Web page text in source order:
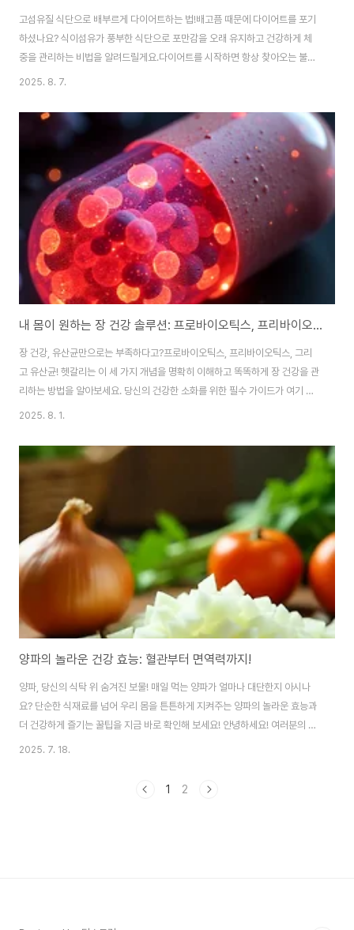
고섬유질 식단으로 배부르게 다이어트하는 법!배고픔 때문에 다이어트를 포기
하셨나요? 식이섬유가 풍부한 식단으로 포만감을 오래 유지하고 건강하게 체
중을 관리하는 비법을 알려드릴게요.다이어트를 시작하면 항상 찾아오는 불청
객이 있죠.바로 '배고픔'! 저도 경험해봐서 아는데,아무리 맛있는 음식 사진을
유질 식단을 만나고 나서 식단 관리가 훨씬 쉬워졌답니다.배부르게 먹으면서도
건강과 체중을 동시에 잡을 수 있는 고섬유질 식단의 모든 것지금부터 함께 알
아볼까요? 😊 고섬유질 식단의 놀라운 장점 ✨식이섬유는 우리 몸이 소화시키
지 못하는 탄수화물의 일종인데요. '그럼 몸에 필요 없는 거 아냐?'라고 생각할
수 있지만, 그렇지 않아요! 식..
2025. 8. 7.
내 몸이 원하는 장 건강 솔루션: 프로바이오틱스, 프리바이오틱스, 유산균의 모든 것
장 건강, 유산균만으로는 부족하다고?프로바이오틱스, 프리바이오틱스, 그리
고 유산균! 헷갈리는 이 세 가지 개념을 명확히 이해하고 똑똑하게 장 건강을 관
리하는 방법을 알아보세요. 당신의 건강한 소화를 위한 필수 가이드가 여기 있
습니다. 혹시 "유산균"이라고 하면 무조건 좋다고 생각하고 아무거나 드시고
코너에서 '유산균'이라고 쓰인 제품을 집어 들면서도,정확히 무엇이 제 장에 필
요한지는 잘 몰랐죠.하지만 장 건강에 조금 더 깊이 관심을 가지다 보니, 유산균
만으로는 충분하지 않다는 사실을 알게 됐어요.프로바이오틱스, 프리바이오틱
스라는 이름도 자주 등장하고,이게 다 같은 건지 다른 건지 헷갈리기 시작했
죠."그니까요, 대체 뭐가 뭔지 모르..
2025. 8. 1.
양파의 놀라운 건강 효능: 혈관부터 면역력까지!
양파, 당신의 식탁 위 숨겨진 보물! 매일 먹는 양파가 얼마나 대단한지 아시나
요? 단순한 식재료를 넘어 우리 몸을 튼튼하게 지켜주는 양파의 놀라운 효능과
더 건강하게 즐기는 꿀팁을 지금 바로 확인해 보세요! 안녕하세요! 여러분의 식
탁에 빠지지 않는 단골 식재료, 양파!혹시 양파를 썰 때마다 눈물 콧물 쏙 빼면
2025. 7. 18.
1 2